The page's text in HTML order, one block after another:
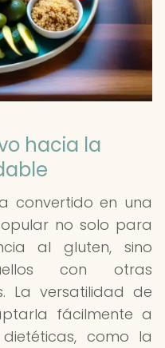
hacia la
convertido en una
no solo para
al gluten, sino
con otras
La versatilidad de
fácilmente a
como la